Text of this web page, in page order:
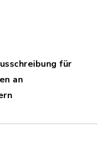
für
an